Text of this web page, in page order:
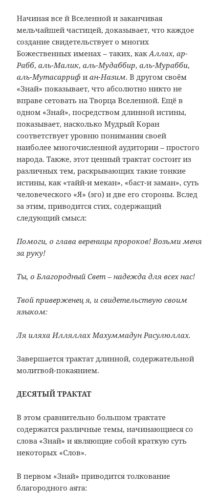
Начиная все й Вселенной и заканчивая
мельчайшей частицей, доказывает, что каждое
создание свидетельствует о многих
Божественных именах – таких, какАллах,ар-
Рабб,аль-Малик,аль-Мудаббир,аль-Мурабби,
аль-Мутасаррифиан-Назим. В другом своём
«Знай» показывает, что абсолютно никто не
вправе сетовать на Творца Вселенной. Ещё в
одном «Знай», посредством длинной истины,
показывает, насколько Мудрый Коран
соответствует уровню понимания своей
наиболее многочисленной аудитории – простого
народа. Также, этот ценный трактат состоит из
различных тем, раскрывающих такие тонкие
истины, как «тайй-и мекан», «баст-и заман», суть
человеческого «Я» (эго) и две его стороны. Вслед
за этим, приводится стих, содержащий
следующий смысл:
Помоги, о глава вереницы пророков! Возьми меня
за руку!
Ты, о Благородный Свет – надежда для всех нас!
Твой приверженец я, и свидетельствую своим
языком:
Ля иляха Илляллах Махуммадун Расулюллах.
Завершается трактат длинной, содержательной
молитвой-покаянием.
ДЕСЯТЫЙ ТРАКТАТ
В этом сравнительно большом трактате
содержатся различные темы, начинающиеся со
слова «Знай» и являющие собой краткую суть
некоторых «Слов».
В первом «Знай» приводится толкование
благородного аята: